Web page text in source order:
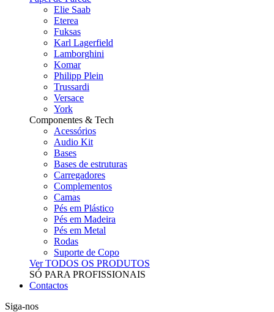
Elie Saab
Eterea
Fuksas
Karl Lagerfield
Lamborghini
Komar
Philipp Plein
Trussardi
Versace
York
Componentes & Tech
Acessórios
Audio Kit
Bases
Bases de estruturas
Carregadores
Complementos
Camas
Pés em Plástico
Pés em Madeira
Pés em Metal
Rodas
Suporte de Copo
Ver TODOS OS PRODUTOS
SÓ PARA PROFISSIONAIS
Contactos
Siga-nos